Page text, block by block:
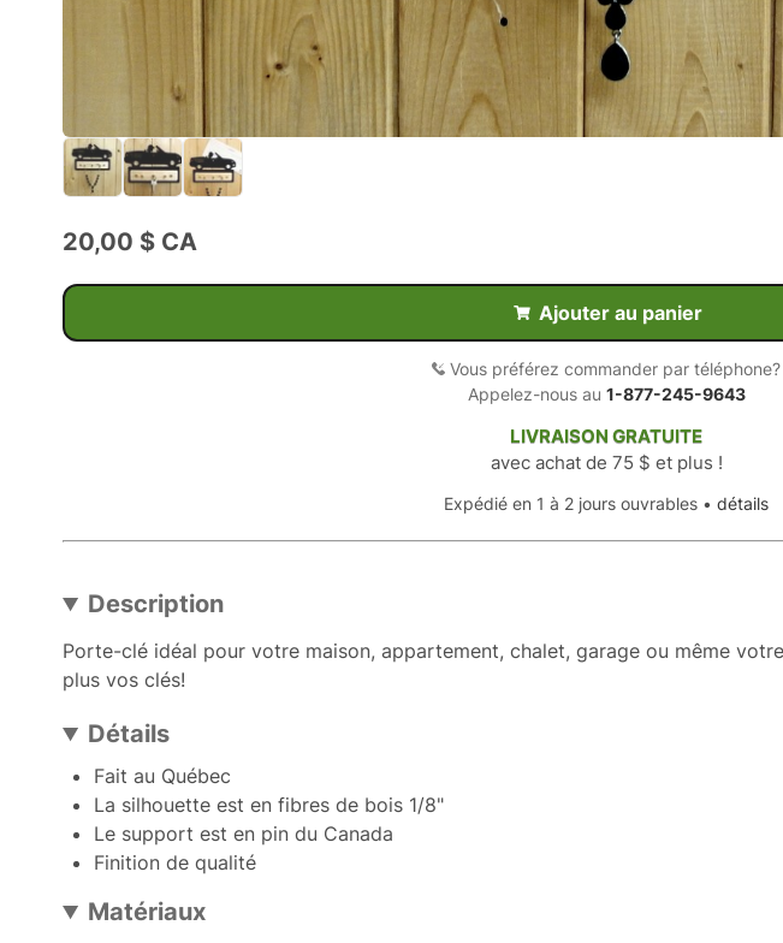
20,00 $ CA
Ajouter au panier
Vous préférez commander par téléphone?
Appelez-nous au 1-877-245-9643
LIVRAISON GRATUITE
avec achat de 75 $ et plus !
Expédié en 1 à 2 jours ouvrables • détails
Description
Porte-clé idéal pour votre maison, appartement, chalet, garage ou même
plus vos clés!
Détails
Fait au Québec
La silhouette est en fibres de bois 1/8"
Le support est en pin du Canada
Finition de qualité
Matériaux